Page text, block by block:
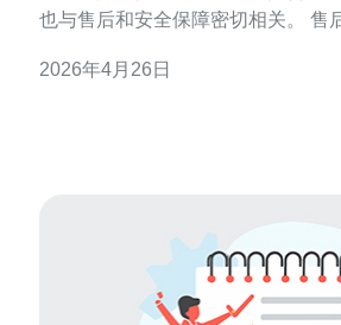
也与售后和安全保障密切相关。 售后服务是衡量云主机供
持、快速工单响应、故障排查和数
2026年4月26日